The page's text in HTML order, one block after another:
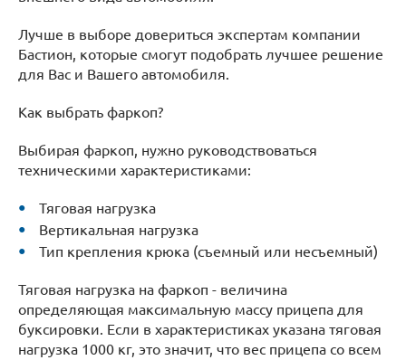
Лучше в выборе довериться экспертам компании
Бастион, которые смогут подобрать лучшее решение
для Вас и Вашего автомобиля.
Как выбрать фаркоп?
Выбирая фаркоп, нужно руководствоваться
техническими характеристиками:
Тяговая нагрузка
Вертикальная нагрузка
Тип крепления крюка (съемный или несъемный)
Тяговая нагрузка на фаркоп - величина
определяющая максимальную массу прицепа для
буксировки. Если в характеристиках указана тяговая
нагрузка 1000 кг, это значит, что вес прицепа со всем